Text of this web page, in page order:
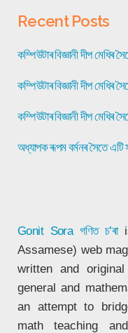
Recent Posts
কম্পিউটাৰ বিজ্ঞানী দীপ মেধিৰ
কম্পিউটাৰ বিজ্ঞানী দীপ মেধিৰ
কম্পিউটাৰ বিজ্ঞানী দীপ মেধিৰ
অধ্যাপক ৰূপম বৰ্মনৰ সৈতে এটি
Gonit Sora গণিত চ’ৰা
Assamese) web
written and
general and
an attempt to
math teaching